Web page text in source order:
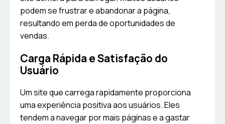
podem se frustrar e abandonar a página,
resultando em perda de oportunidades de
vendas.
Carga Rápida e Satisfação do
Usuário
Um site que carrega rapidamente proporciona
uma experiência positiva aos usuários. Eles
tendem a navegar por mais páginas e a gastar